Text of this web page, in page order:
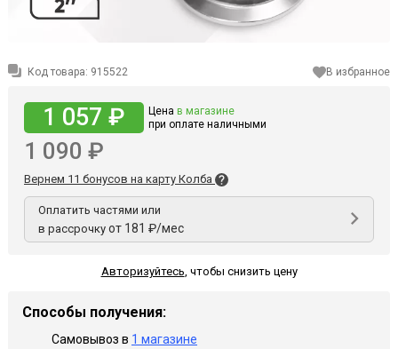
Код товара: 915522 В избранное
1 057 ₽ Цена в магазине
при оплате наличными
1 090 ₽
Вернем 11 бонусов на карту Колба
Оплатить частями или
в рассрочку от 181 ₽/мес
Авторизуйтесь, чтобы снизить цену
Способы получения:
Самовывоз в 1 магазине